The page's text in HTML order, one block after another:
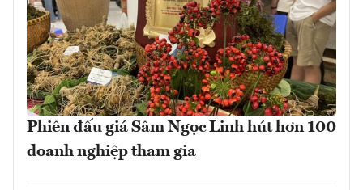
Phiên đấu giá Sâm Ngọc Linh hút hơn 100
doanh nghiệp tham gia